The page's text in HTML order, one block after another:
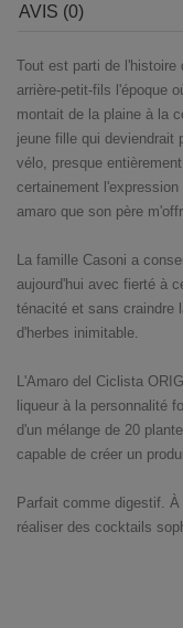
AVIS (0)
Tout est parti de l'histoire
arrière-petit-fils l'époque
montait de la plaine à la
jeune fille qui deviendrait
vélo, presque
certainement
amaro que son père
La famille Casoni a
aujourd'hui avec fierté à
ténacité et sans craindre
d'herbes inimitable.
L'Amaro del Ciclista
liqueur à la personnalité
d'un mélange de 20
capable de créer un
Parfait comme digestif.
réaliser des cocktails